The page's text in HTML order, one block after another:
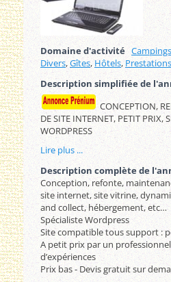
Domaine d'activité Campings
Divers,Gîtes,Hôtels,
Description simplifiée de
CONCEPTION,
DE SITE INTERNET, PETIT PRIX,
WORDPRESS
Lire plus ...
Description complète de
Conception, refonte,
site internet, site vitrine,
and collect, hébergement, etc…
Spécialiste Wordpress
Site compatible tous support :
A petit prix par un
d’expériences
Prix bas - Devis gratuit sur